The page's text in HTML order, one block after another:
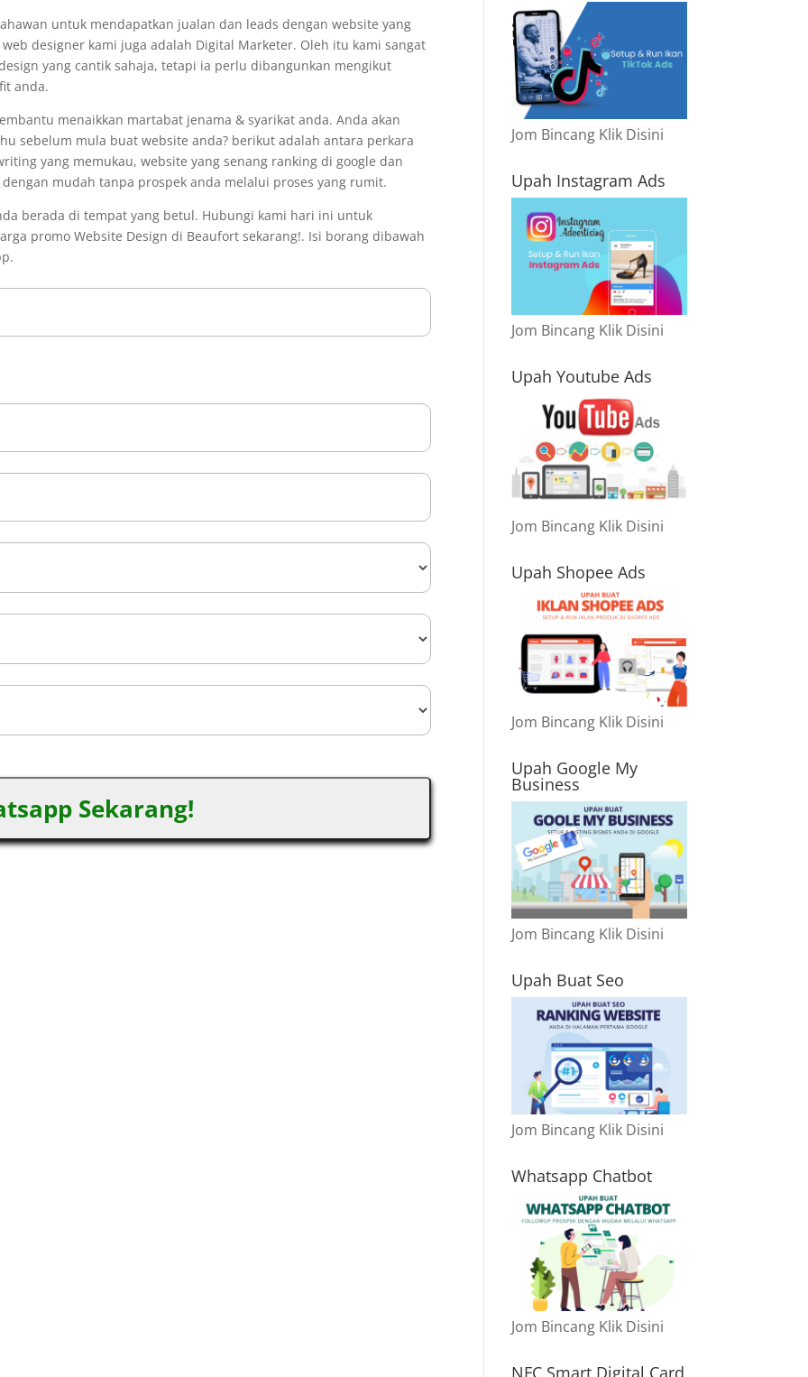
untuk mendapatkan jualan dan leads dengan website yang
designer kami juga adalah Digital Marketer. Oleh itu kami sangat
yang cantik sahaja, tetapi ia perlu dibangunkan mengikut
anda.
menaikkan martabat jenama & syarikat anda. Anda akan
sebelum mula buat website anda? berikut adalah antara perkara
yang memukau, website yang senang ranking di google dan
mudah tanpa prospek anda melalui proses yang rumit.
berada di tempat yang betul. Hubungi kami hari ini untuk
promo Website Design di Beaufort sekarang!. Isi borang dibawah
Sekarang!
Jom Bincang Klik Disini
Upah Instagram Ads
Jom Bincang Klik Disini
Upah Youtube Ads
Jom Bincang Klik Disini
Upah Shopee Ads
Jom Bincang Klik Disini
Upah Google My
Business
Jom Bincang Klik Disini
Upah Buat Seo
Jom Bincang Klik Disini
Whatsapp Chatbot
Jom Bincang Klik Disini
NFC Smart Digital Card